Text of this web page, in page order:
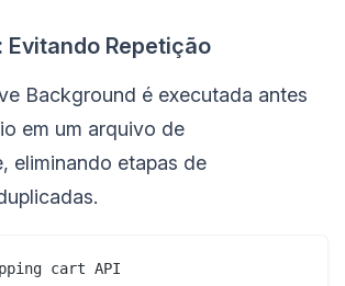
Evitando Repetição
Background é executada antes
em um arquivo de
eliminando etapas de
cart API